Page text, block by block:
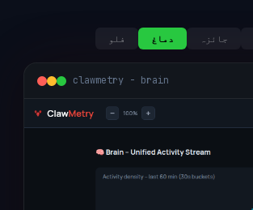
فلو دماغ جائزہ
clawmetry - brain